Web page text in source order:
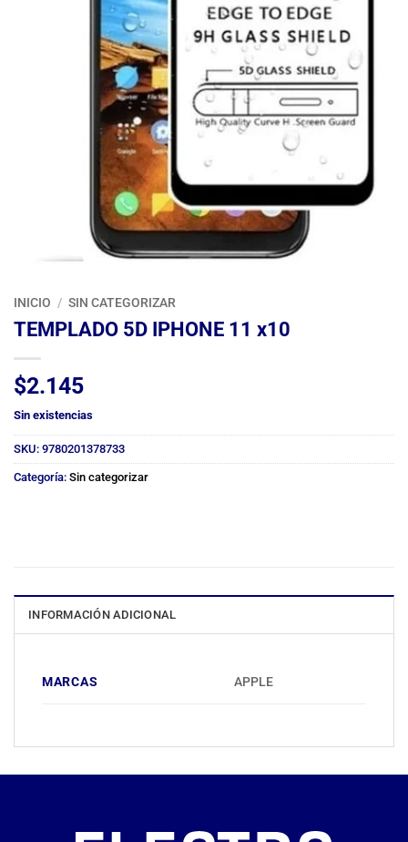
INICIO / SIN CATEGORIZAR
TEMPLADO 5D IPHONE 11 x10
$2.145
Sin existencias
SKU: 9780201378733
Categoría: Sin categorizar
INFORMACIÓN ADICIONAL
MARCAS APPLE